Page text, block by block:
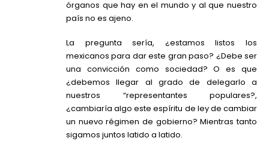
órganos que hay en el mundo y al que nuestro
país no es ajeno.
La pregunta sería, ¿estamos listos los
mexicanos para dar este gran paso? ¿Debe ser
una convicción como sociedad? O es que
¿debemos llegar al grado de delegarlo a
nuestros “representantes populares?,
¿cambiaría algo este espíritu de ley de cambiar
un nuevo régimen de gobierno? Mientras tanto
sigamos juntos latido a latido.